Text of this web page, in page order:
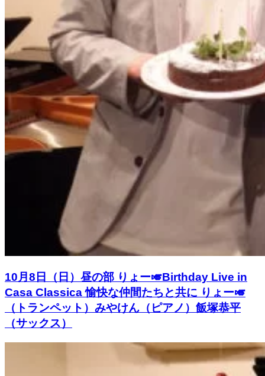
10月8日（日）昼の部 りょー🎺Birthday Live in
Casa Classica 愉快な仲間たちと共に りょー🎺
（トランペット）みやけん（ピアノ）飯塚恭平
（サックス）